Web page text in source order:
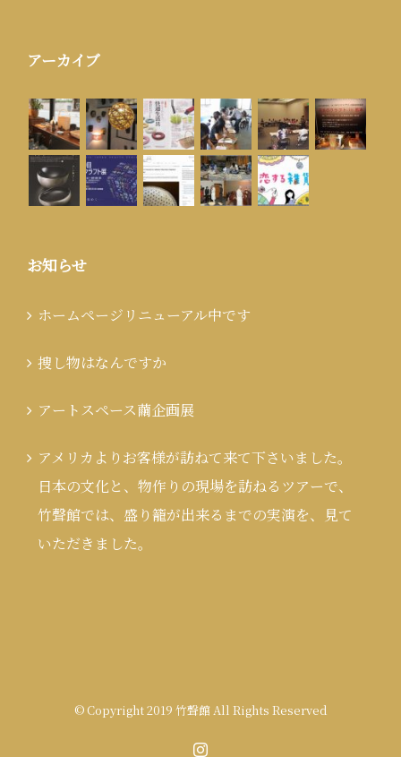
アーカイブ
お知らせ
ホームページリニューアル中です
捜し物はなんですか
アートスペース繭企画展
アメリカよりお客様が訪ねて来て下さいました。
日本の文化と、物作りの現場を訪ねるツアーで、
竹聲館では、盛り籠が出来るまでの実演を、見て
いただきました。
© Copyright 2019 竹聲館 All Rights Reserved
Instagram